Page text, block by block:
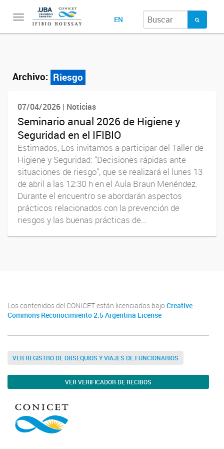
Toggle
navigation
EN
Archivo: Riesgo
07/04/2026 | Noticias
Seminario anual 2026 de Higiene y
Seguridad en el IFIBIO
Estimados, Los invitamos a participar del Taller de
Higiene y Seguridad: "Decisiones rápidas ante
situaciones de riesgo", que se realizará el lunes 13
de abril a las 12:30 h en el Aula Braun Menéndez.
Durante el encuentro se abordarán aspectos
prácticos relacionados con la prevención de
riesgos y las buenas prácticas de...
Los contenidos del CONICET están licenciados bajo Creative
Commons Reconocimiento 2.5 Argentina License
VER REGISTRO DE OBSEQUIOS Y VIAJES DE FUNCIONARIOS
VER VERIFICADOR DE RECIBOS